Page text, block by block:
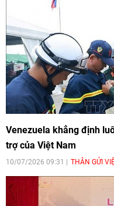
Venezuela khẳng định
trợ của Việt Nam
10/07/2026 09:31 THÂN GỬI